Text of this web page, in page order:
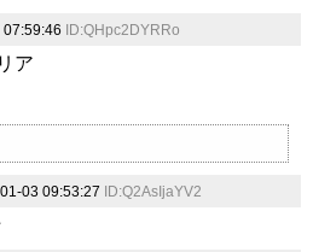
07:59:46 ID:QHpc2DYRRo
ア
03 09:53:27 ID:Q2AsIjaYV2